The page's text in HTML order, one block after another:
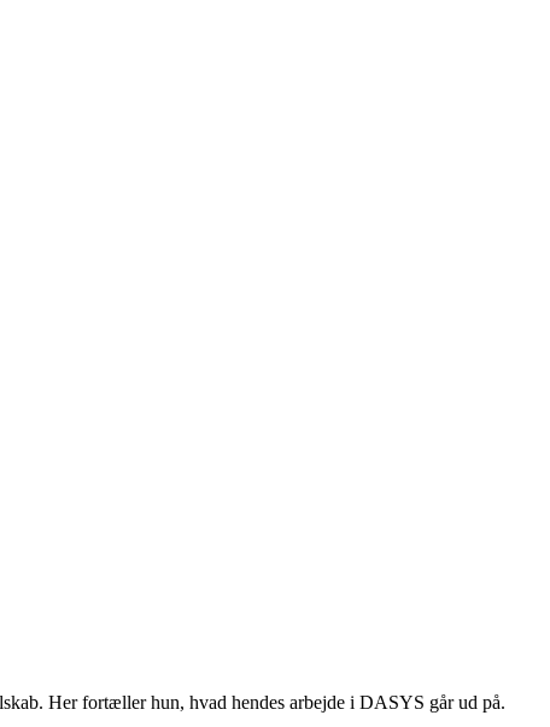
Her fortæller hun, hvad hendes arbejde i DASYS går ud på.